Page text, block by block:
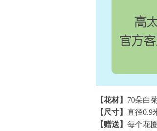
【花材】 70朵白
【尺寸】 直径0.9
【赠送】 每个花